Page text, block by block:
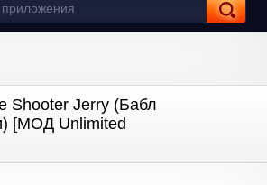
Shooter Jerry (Бабл
[МОД Unlimited